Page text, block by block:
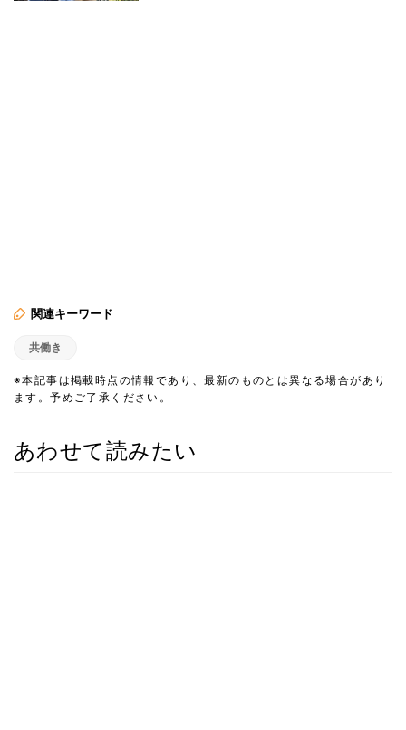
関連キーワード
共働き
※本記事は掲載時点の情報であり、最新のものとは異なる場合があり
ます。予めご了承ください。
あわせて読みたい